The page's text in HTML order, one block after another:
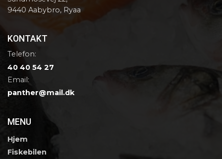
9440 Aabybro, Ryaa
KONTAKT
Telefon:
40 40 54 27
Email:
panther@mail.dk
MENU
Hjem
Fiskebilen